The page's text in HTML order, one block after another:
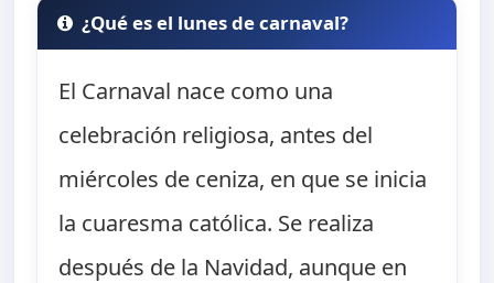
¿Qué es el lunes de carnaval?
El Carnaval nace como una
celebración religiosa, antes del
miércoles de ceniza, en que se inicia
la cuaresma católica. Se realiza
después de la Navidad, aunque en